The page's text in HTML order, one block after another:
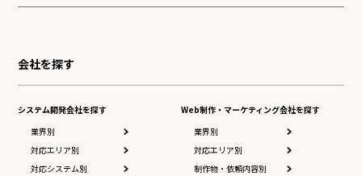
会社を探す
システム開発会社を探す
業界別
対応エリア別
対応システム別
Web制作・マーケティング会社を探す
業界別
対応エリア別
制作物・依頼内容別